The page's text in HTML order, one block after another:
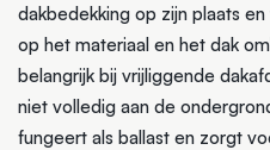
dakbedekking op zijn plaats
op het materiaal en het dak
belangrijk bij vrijliggende
niet volledig aan de
fungeert als ballast en zorgt